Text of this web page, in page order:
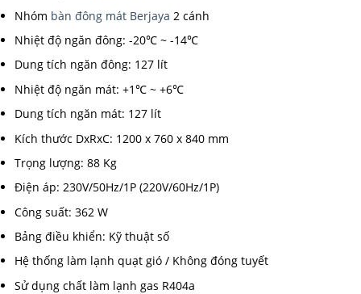
Nhóm bàn đông mát Berjaya 2 cánh
Nhiệt độ ngăn đông: -20℃ ~ -14℃
Dung tích ngăn đông: 127 lít
Nhiệt độ ngăn mát: +1℃ ~ +6℃
Dung tích ngăn mát: 127 lít
Kích thước DxRxC: 1200 x 760 x 840 mm
Trọng lượng: 88 Kg
Điện áp: 230V/50Hz/1P (220V/60Hz/1P)
Công suất: 362 W
Bảng điều khiển: Kỹ thuật số
Hệ thống làm lạnh quạt gió / Không đóng tuyết
Sử dụng chất làm lạnh gas R404a